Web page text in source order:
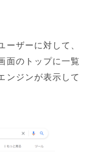
ザーに対して、
面のトップに一覧
ンジンが表示して